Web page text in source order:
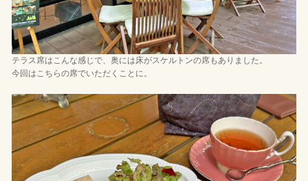
テラス席はこんな感じで、奥には床がスケルトンの席もありました。
今回はこちらの席でいただくことに。